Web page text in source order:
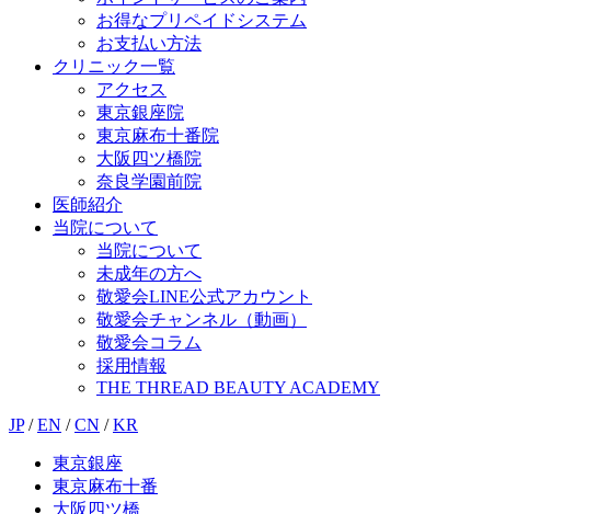
お得なプリペイドシステム
お支払い方法
クリニック一覧
アクセス
東京銀座院
東京麻布十番院
大阪四ツ橋院
奈良学園前院
医師紹介
当院について
当院について
未成年の方へ
敬愛会LINE公式アカウント
敬愛会チャンネル（動画）
敬愛会コラム
採用情報
THE THREAD BEAUTY ACADEMY
JP / EN / CN / KR
東京銀座
東京麻布十番
大阪四ツ橋